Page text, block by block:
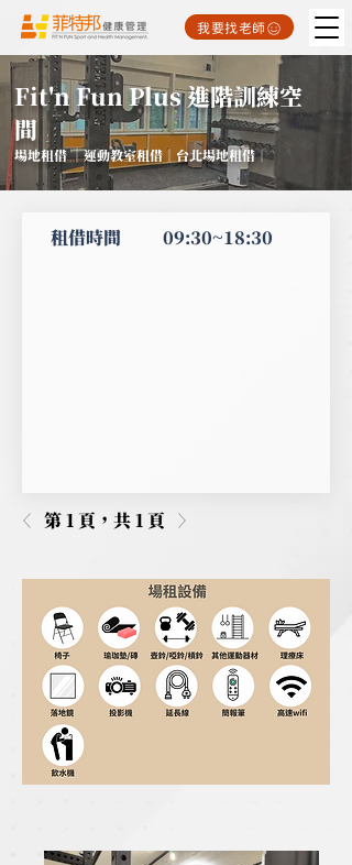
我要找老師
Fit'n Fun Plus 進階訓練空
間
場地租借 ｜運動教室租借｜台北場地租借｜
租借時間 09:30~18:30
第 1 頁，共 1 頁